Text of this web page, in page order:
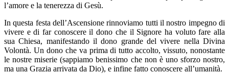
l’amore e la tenerezza di Gesù.
In questa festa dell’Ascensione rinnoviamo tutti il nostro impegno di
vivere e di far conoscere il dono che il Signore ha voluto fare alla
sua Chiesa, manifestando il dono grande del vivere nella Divina
Volontà. Un dono che va prima di tutto accolto, vissuto, nonostante
le nostre miserie (sappiamo benissimo che non è uno sforzo nostro,
ma una Grazia arrivata da Dio), e infine fatto conoscere all’umanità.